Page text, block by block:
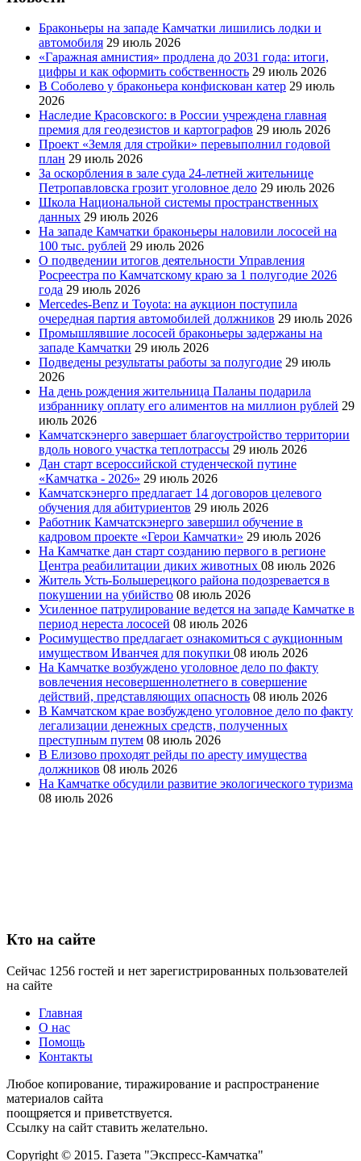
Браконьеры на западе Камчатки лишились лодки и
автомобиля 29 июль 2026
«Гаражная амнистия» продлена до 2031 года: итоги,
цифры и как оформить собственность 29 июль 2026
В Соболево у браконьера конфискован катер 29 июль
2026
Наследие Красовского: в России учреждена главная
премия для геодезистов и картографов 29 июль 2026
Проект «Земля для стройки» перевыполнил годовой
план 29 июль 2026
За оскорбления в зале суда 24-летней жительнице
Петропавловска грозит уголовное дело 29 июль 2026
Школа Национальной системы пространственных
данных 29 июль 2026
На западе Камчатки браконьеры наловили лососей на
100 тыс. рублей 29 июль 2026
О подведении итогов деятельности Управления
Росреестра по Камчатскому краю за 1 полугодие 2026
года 29 июль 2026
Mercedes-Benz и Toyota: на аукцион поступила
очередная партия автомобилей должников 29 июль 2026
Промышлявшие лососей браконьеры задержаны на
западе Камчатки 29 июль 2026
Подведены результаты работы за полугодие 29 июль
2026
На день рождения жительница Паланы подарила
избраннику оплату его алиментов на миллион рублей 29
июль 2026
Камчатскэнерго завершает благоустройство территории
вдоль нового участка теплотрассы 29 июль 2026
Дан старт всероссийской студенческой путине
«Камчатка - 2026» 29 июль 2026
Камчатскэнерго предлагает 14 договоров целевого
обучения для абитуриентов 29 июль 2026
Работник Камчатскэнерго завершил обучение в
кадровом проекте «Герои Камчатки» 29 июль 2026
На Камчатке дан старт созданию первого в регионе
Центра реабилитации диких животных 08 июль 2026
Житель Усть-Большерецкого района подозревается в
покушении на убийство 08 июль 2026
Усиленное патрулирование ведется на западе Камчатке в
период нереста лососей 08 июль 2026
Росимущество предлагает ознакомиться с аукционным
имуществом Иванчея для покупки 08 июль 2026
На Камчатке возбуждено уголовное дело по факту
вовлечения несовершеннолетнего в совершение
действий, представляющих опасность 08 июль 2026
В Камчатском крае возбуждено уголовное дело по факту
легализации денежных средств, полученных
преступным путем 08 июль 2026
В Елизово проходят рейды по аресту имущества
должников 08 июль 2026
На Камчатке обсудили развитие экологического туризма
08 июль 2026
Кто на сайте
Сейчас 1256 гостей и нет зарегистрированных пользователей
на сайте
Главная
О нас
Помощь
Контакты
Любое копирование, тиражирование и распространение
материалов сайта
поощряется и приветствуется.
Ссылку на сайт ставить желательно.
Copyright © 2015. Газета "Экспресс-Камчатка"